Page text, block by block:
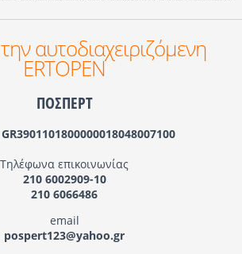
αυτοδιαχειριζόμενη
ERTOPEN
ΠΟΣΠΕΡΤ
GR3901101800000018048007100
Τηλέφωνα επικοινωνίας
210 6002909-10
210 6066486
email
pospert123@yahoo.gr